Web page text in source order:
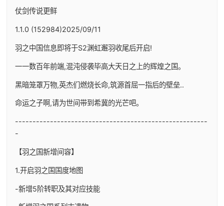
仗剑传说更鲜
1.1.0 (152984)2025/09/11
羽之中国信息即将于S2渊虹邂羽收尾后开启!
一一数百年前端,混沌侵袭毕高大天日之上的辉煌之国。
黑暗笼罩万物,英杰们燃烧长命,筑源首屈一指后的壁垒..
命运之子啊,请为世间带到希冀的光芒吧。
-------------------------------------------------------
-
【羽之国新增间容】
1.开启羽之国国度地图
-新增5阶转职及其对应技能